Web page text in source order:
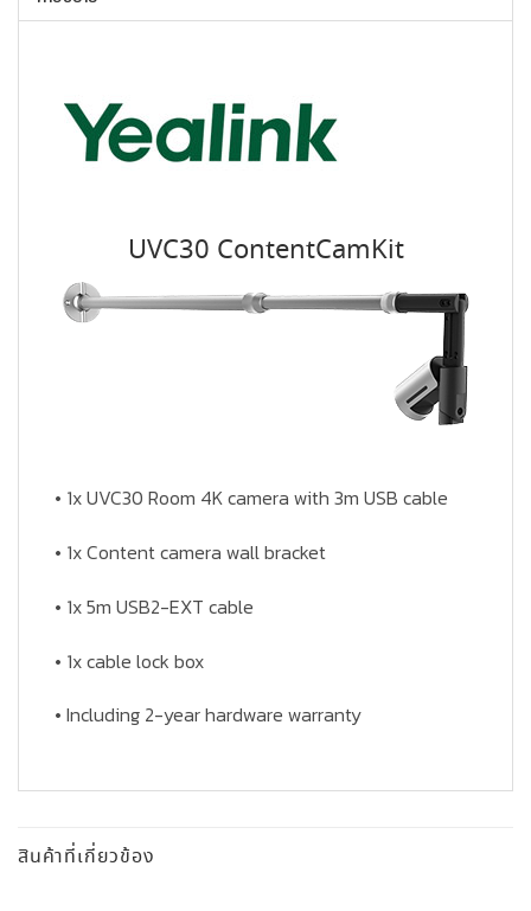
UVC30 ContentCamKit
• 1x UVC30 Room 4K camera with 3m USB cable
• 1x Content camera wall bracket
• 1x 5m USB2-EXT cable
• 1x cable lock box
• Including 2-year hardware warranty
สินค้าที่เกี่ยวข้อง